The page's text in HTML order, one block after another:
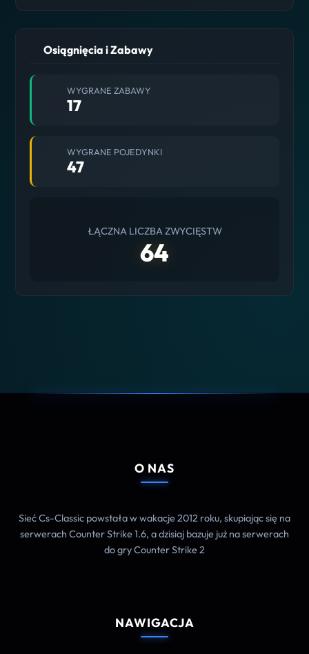
Osiągnięcia i Zabawy
WYGRANE ZABAWY
17
WYGRANE POJEDYNKI
47
ŁĄCZNA LICZBA ZWYCIĘSTW
64
O NAS
Sieć Cs-Classic powstała w wakacje 2012 roku, skupiając się na
serwerach Counter Strike 1.6, a dzisiaj bazuje już na serwerach
do gry Counter Strike 2
NAWIGACJA